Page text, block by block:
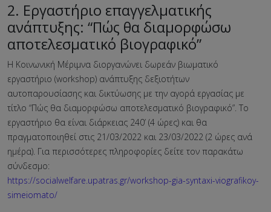
2. Εργαστήριο επαγγελματικής
ανάπτυξης: “Πώς θα διαμορφώσω
αποτελεσματικό βιογραφικό”
Η Κοινωνική Μέριμνα διοργανώνει δωρεάν βιωματικό
εργαστήριο (workshop) ανάπτυξης δεξιοτήτων
αυτοπαρουσίασης και δικτύωσης με την αγορά εργασίας με
τίτλο “Πώς θα διαμορφώσω αποτελεσματικό βιογραφικό”. Το
εργαστήριο θα είναι διάρκειας 240’ (4 ώρες) και θα
πραγματοποιηθεί στις 21/03/2022 και 23/03/2022 (2 ώρες ανά
ημέρα). Για περισσότερες πληροφορίες δείτε τον παρακάτω
σύνδεσμο:
https://socialwelfare.upatras.gr/workshop-gia-syntaxi-viografikoy-
simeiomato/